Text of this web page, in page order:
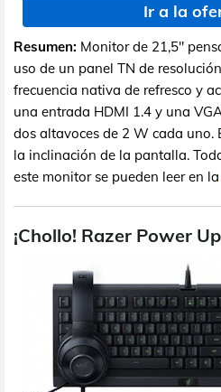
Ir a la
Resumen: Monitor de 21,5"
uso de un panel TN de
frecuencia nativa de refresco y
una entrada HDMI 1.4 y una
dos altavoces de 2 W cada uno.
la inclinación de la pantalla.
este monitor se pueden leer en la
¡Chollo! Razer Power